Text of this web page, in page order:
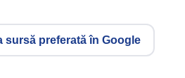
sursă preferată în Google